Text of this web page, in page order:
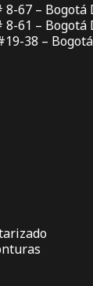
67 – Bogotá
61 – Bogotá
38 – Bogotá